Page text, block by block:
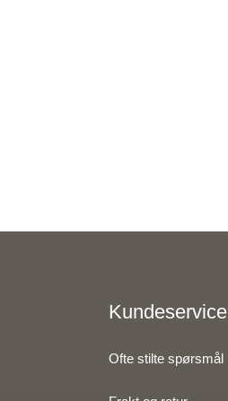
Kundeservice
Ofte stilte spørsmål